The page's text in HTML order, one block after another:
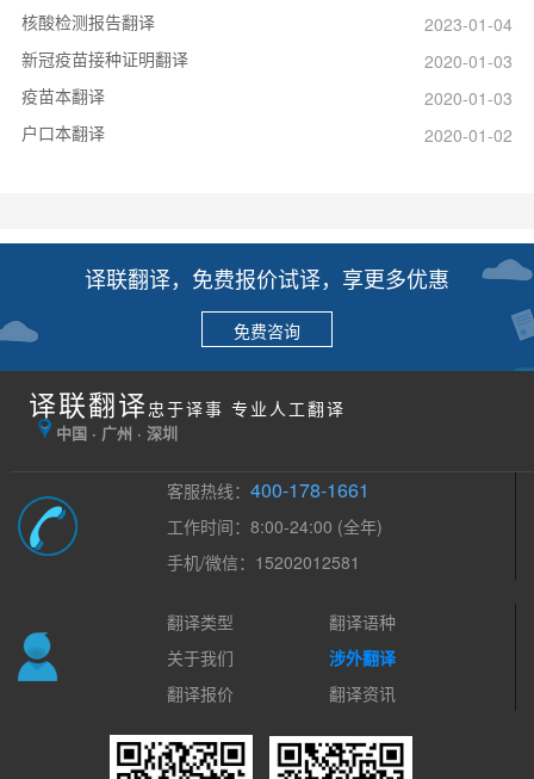
核酸检测报告翻译
2023-01-04
新冠疫苗接种证明翻译
2020-01-03
疫苗本翻译
2020-01-03
户口本翻译
2020-01-02
译联翻译，免费报价试译，享更多优惠
免费咨询
译联翻译 忠于译事 专业人工翻译
中国 · 广州 · 深圳
客服热线：400-178-1661
工作时间：8:00-24:00 (全年)
手机/微信：15202012581
翻译类型
翻译语种
关于我们
涉外翻译
翻译报价
翻译资讯